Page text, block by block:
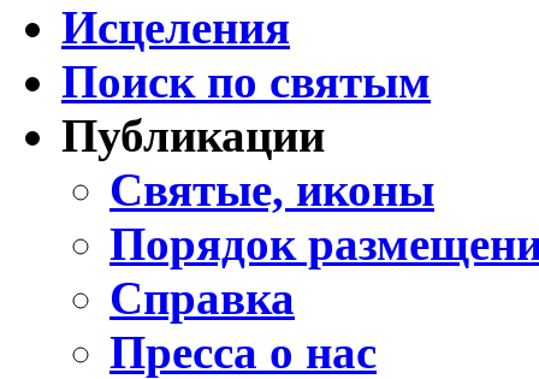
Исцеления
Поиск по святым
Публикации
Святые, иконы
Порядок
Справка
Пресса о нас